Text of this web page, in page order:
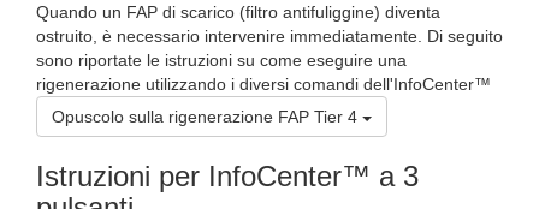
Quando un FAP di scarico (filtro antifuliggine) diventa
ostruito, è necessario intervenire immediatamente. Di seguito
sono riportate le istruzioni su come eseguire una
rigenerazione utilizzando i diversi comandi dell'InfoCenter™
Opuscolo sulla rigenerazione FAP Tier 4
Istruzioni per InfoCenter™ a 3